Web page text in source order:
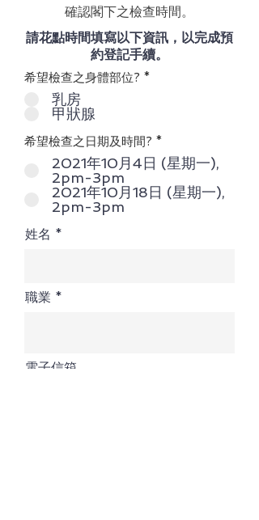
確認閣下之檢查時間。
請花點時間填寫以下資訊，以完成預
約登記手續。
希望檢查之身體部位? *
乳房
甲狀腺
希望檢查之日期及時間? *
2021年10月4日 (星期一),
2pm-3pm
2021年10月18日 (星期一),
2pm-3pm
姓名
職業
電子信箱